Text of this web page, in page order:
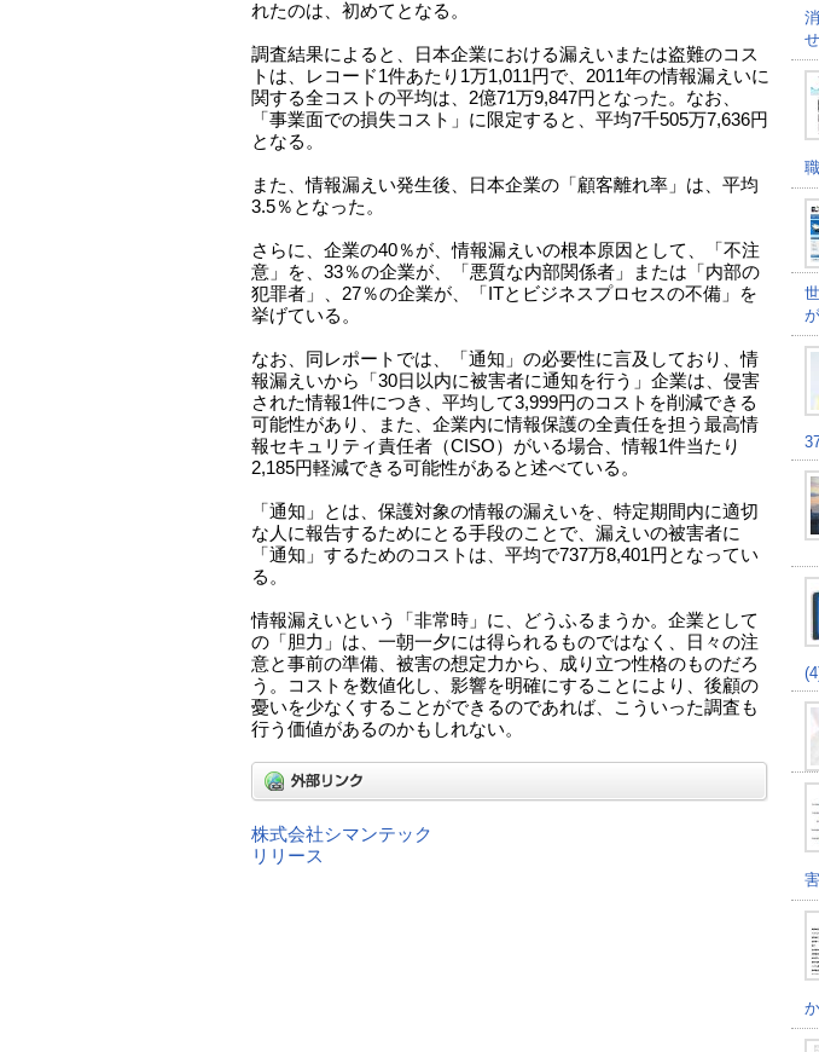
れたのは、初めてとなる。
調査結果によると、日本企業における漏えいまたは盗難のコス
トは、レコード1件あたり1万1,011円で、2011年の情報漏えいに
関する全コストの平均は、2億71万9,847円となった。なお、
「事業面での損失コスト」に限定すると、平均7千505万7,636円
となる。
また、情報漏えい発生後、日本企業の「顧客離れ率」は、平均
3.5％となった。
さらに、企業の40％が、情報漏えいの根本原因として、「不注
意」を、33％の企業が、「悪質な内部関係者」または「内部の
犯罪者」、27％の企業が、「ITとビジネスプロセスの不備」を
挙げている。
なお、同レポートでは、「通知」の必要性に言及しており、情
報漏えいから「30日以内に被害者に通知を行う」企業は、侵害
された情報1件につき、平均して3,999円のコストを削減できる
可能性があり、また、企業内に情報保護の全責任を担う最高情
報セキュリティ責任者（CISO）がいる場合、情報1件当たり
2,185円軽減できる可能性があると述べている。
「通知」とは、保護対象の情報の漏えいを、特定期間内に適切
な人に報告するためにとる手段のことで、漏えいの被害者に
「通知」するためのコストは、平均で737万8,401円となってい
る。
情報漏えいという「非常時」に、どうふるまうか。企業として
の「胆力」は、一朝一夕には得られるものではなく、日々の注
意と事前の準備、被害の想定力から、成り立つ性格のものだろ
う。コストを数値化し、影響を明確にすることにより、後顧の
憂いを少なくすることができるのであれば、こういった調査も
行う価値があるのかもしれない。
株式会社シマンテック
リリース